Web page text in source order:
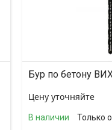
Бур по бетону
Цену уточняйте
В наличии
Только